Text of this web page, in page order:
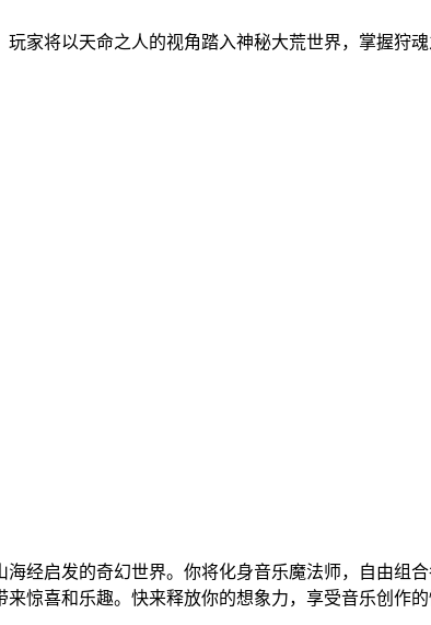
家将以天命之人的视角踏入神秘大荒世界，掌握狩
经启发的奇幻世界。你将化身音乐魔法师，自由组
惊喜和乐趣。快来释放你的想象力，享受音乐创作的